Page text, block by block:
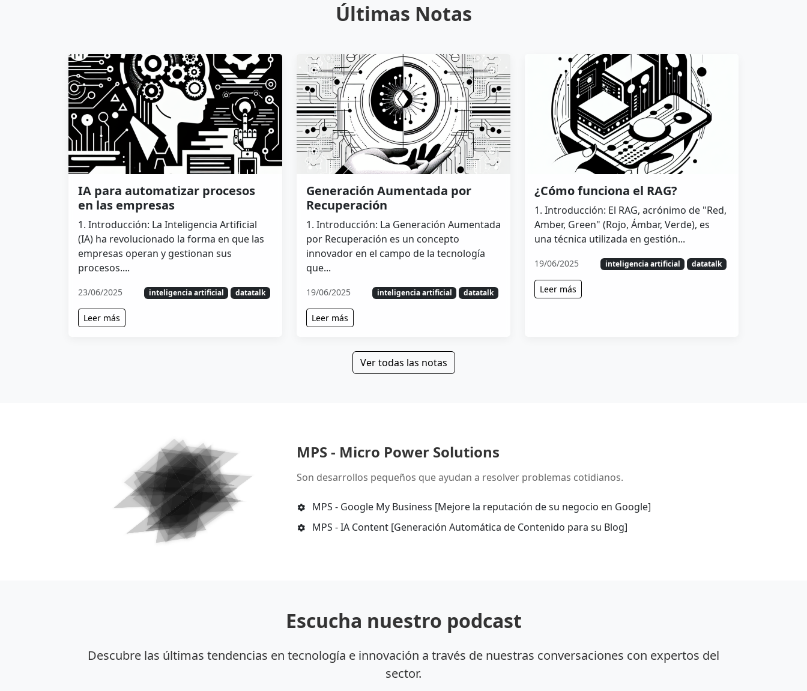
Últimas Notas
IA para automatizar procesos
en las empresas
1. Introducción: La Inteligencia Artificial
(IA) ha revolucionado la forma en que las
empresas operan y gestionan sus
procesos....
23/06/2025 inteligencia artificial datatalk
Leer más
Generación Aumentada por
Recuperación
1. Introducción: La Generación Aumentada
por Recuperación es un concepto
innovador en el campo de la tecnología
que...
19/06/2025 inteligencia artificial datatalk
Leer más
¿Cómo funciona el RAG?
1. Introducción: El RAG, acrónimo de "Red,
Amber, Green" (Rojo, Ámbar, Verde), es
una técnica utilizada en gestión...
19/06/2025 inteligencia artificial datatalk
Leer más
Ver todas las notas
MPS - Micro Power Solutions
Son desarrollos pequeños que ayudan a resolver problemas cotidianos.
MPS - Google My Business [Mejore la reputación de su negocio en Google]
MPS - IA Content [Generación Automática de Contenido para su Blog]
Escucha nuestro podcast
Descubre las últimas tendencias en tecnología e innovación a través de nuestras conversaciones con expertos del
sector.